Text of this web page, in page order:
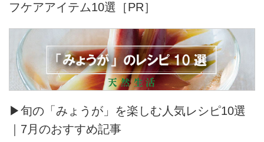
フケアアイテム10選［PR］
▶旬の「みょうが」を楽しむ人気レシピ10選
｜7月のおすすめ記事